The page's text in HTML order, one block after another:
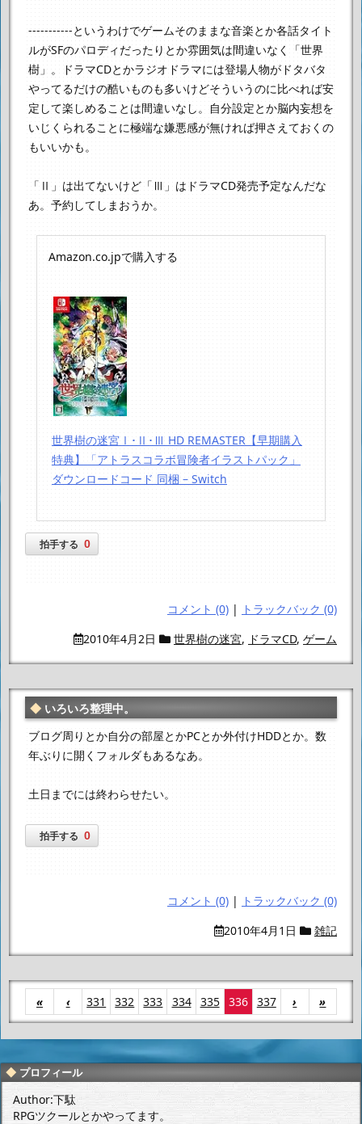
-----------というわけでゲームそのままな音楽とか各話タイト
ルがSFのパロディだったりとか雰囲気は間違いなく「世界
樹」。
ドラマCDとかラジオドラマには登場人物がドタバタ
やってるだけの酷いものも多いけどそういうのに比べれば安
定して楽しめることは間違いなし。
自分設定とか脳内妄想を
いじくられることに極端な嫌悪感が無ければ押さえておくの
もいいかも。
「Ⅱ」は出てないけど「Ⅲ」はドラマCD発売予定なんだな
あ。 予約してしまおうか。
Amazon.co.jpで購入する
世界樹の迷宮Ⅰ･Ⅱ･Ⅲ HD REMASTER【早期購入
特典】「アトラスコラボ冒険者イラストパック」
ダウンロードコード 同梱 – Switch
拍手する 0
コメント (0) |
トラックバック (0)
2010年4月2日
世界樹の迷宮, ドラマCD, ゲーム
いろいろ整理中。
ブログ周りとか自分の部屋とかPCとか外付けHDDとか。 数
年ぶりに開くフォルダもあるなあ。
土日までには終わらせたい。
拍手する 0
コメント (0) |
トラックバック (0)
2010年4月1日
雑記
« ‹ 331 332 333 334 335 336 337 › »
プロフィール
Author:下駄
RPGツクールとかやってます。